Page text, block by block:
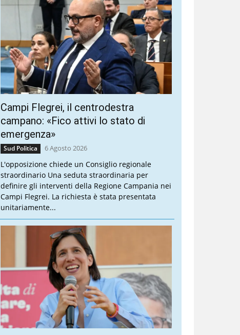
Campi Flegrei, il centrodestra
campano: «Fico attivi lo stato di
emergenza»
Sud Politica 6 Agosto 2026
L'opposizione chiede un Consiglio regionale
straordinario Una seduta straordinaria per
definire gli interventi della Regione Campania nei
Campi Flegrei. La richiesta è stata presentata
unitariamente...